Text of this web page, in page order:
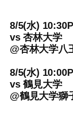
8/5(水)
vs杏林大学
@杏林大学八
8/5(水)
vs鶴見大学
@鶴見大学獅